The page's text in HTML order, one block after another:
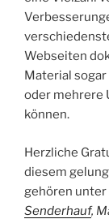
Webseiten
Material
oder mehrere
können.
Herzliche
diesem
gehören unter
Senderhauf,